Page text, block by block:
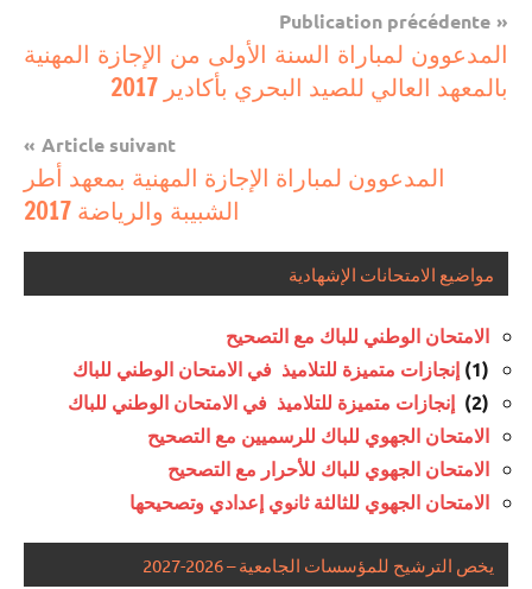
مباريات
مباريات
Navigation
de
l’article
Publication précédente
المدعوون لمباراة السنة الأولى من الإجازة المهنية
بالمعهد العالي للصيد البحري بأكادير 2017
Article suivant
المدعوون لمباراة الإجازة المهنية بمعهد أطر
الشبيبة والرياضة 2017
مواضيع الامتحانات الإشهادية
الامتحان الوطني للباك مع التصحيح
(1)
إنجازات متميزة للتلاميذ في الامتحان الوطني للباك
(2)
إنجازات متميزة للتلاميذ في الامتحان الوطني للباك
الامتحان الجهوي للباك للرسميين مع التصحيح
الامتحان الجهوي للباك للأحرار مع التصحيح
الامتحان الجهوي للثالثة ثانوي إعدادي وتصحيحها
يخص الترشيح للمؤسسات الجامعية – 2026-2027